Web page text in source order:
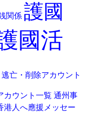
関係 護國
國活
逃亡・削除アカウント
カウント一覧 通州事
港人へ應援メッセー